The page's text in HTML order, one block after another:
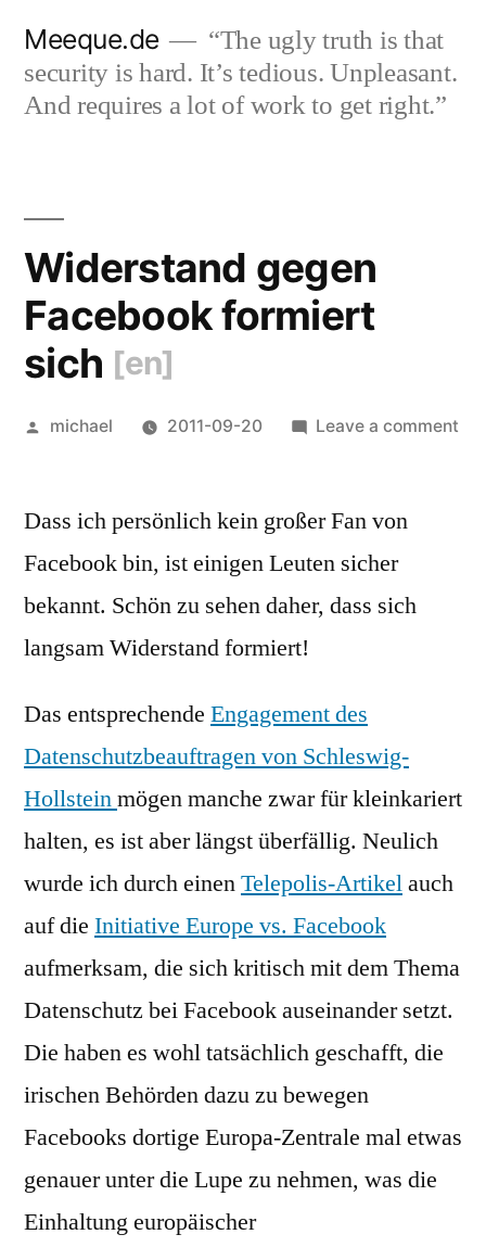
content
Meeque.de
“The ugly truth is that
security is hard. It’s tedious. Unpleasant.
And requires a lot of work to get right.”
Widerstand gegen
Facebook formiert
sich [en]
Posted
michael 2011-09-20 Leave a comment
Dass ich persönlich kein großer Fan von
Facebook bin, ist einigen Leuten sicher
bekannt. Schön zu sehen daher, dass sich
langsam Widerstand formiert!
Das entsprechende Engagement des
Datenschutzbeauftragen von Schleswig-
Hollsteinmögen manche zwar für kleinkariert
halten, es ist aber längst überfällig. Neulich
wurde ich durch einenTelepolis-Artikelauch
auf die Initiative Europe vs. Facebook
aufmerksam, die sich kritisch mit dem Thema
Datenschutz bei Facebook auseinander setzt.
Die haben es wohl tatsächlich geschafft, die
irischen Behörden dazu zu bewegen
Facebooks dortige Europa-Zentrale mal etwas
genauer unter die Lupe zu nehmen, was die
Einhaltung europäischer